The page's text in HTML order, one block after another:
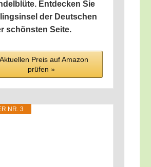
Ent­de­cken Sie
der Deut­schen
schöns­ten Seite.
Preis auf Ama­zon
prü­fen »
NR. 3